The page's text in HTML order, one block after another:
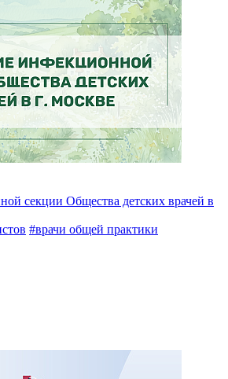
секции Общества детских врачей в
#врачи общей практики